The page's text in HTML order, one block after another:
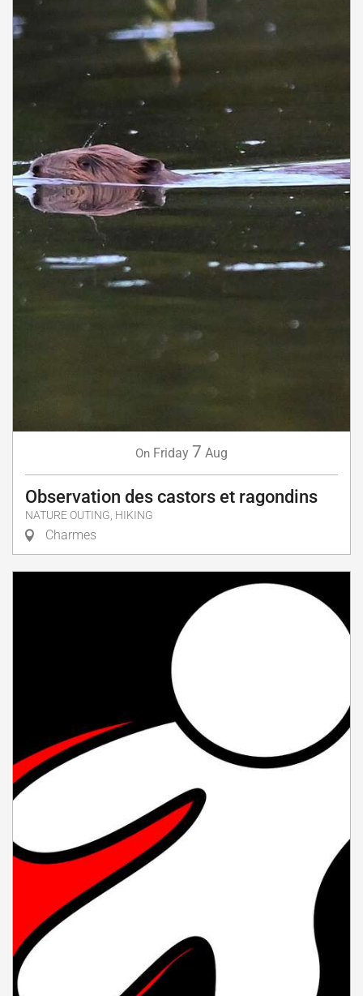
On Friday 7 Aug
Observation des castors et ragondins
NATURE OUTING, HIKING
Charmes